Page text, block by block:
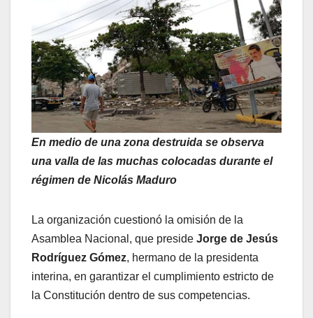
En medio de una zona destruida se observa
una valla de las muchas colocadas durante el
régimen de Nicolás Maduro
La organización cuestionó la omisión de la
Asamblea Nacional, que preside Jorge de Jesús
Rodríguez Gómez, hermano de la presidenta
interina, en garantizar el cumplimiento estricto de
la Constitución dentro de sus competencias.